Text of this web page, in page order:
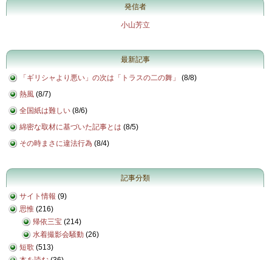
発信者
小山芳立
最新記事
「ギリシャより悪い」の次は「トラスの二の舞」 (8/8)
熱風 (8/7)
全国紙は難しい (8/6)
綿密な取材に基づいた記事とは (8/5)
その時まさに違法行為 (8/4)
記事分類
サイト情報 (9)
思惟 (216)
帰依三宝 (214)
水着撮影会騒動 (26)
短歌 (513)